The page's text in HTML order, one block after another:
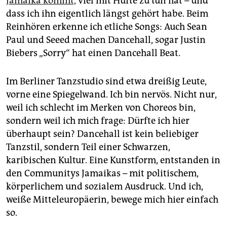
dass ich ihn eigentlich längst gehört habe. Beim
Reinhören erkenne ich etliche Songs: Auch Sean
Paul und Seeed machen Dancehall, sogar Justin
Biebers „Sorry“ hat einen Dancehall Beat.
Im Berliner Tanzstudio sind etwa dreißig Leute,
vorne eine Spiegelwand. Ich bin nervös. Nicht nur,
weil ich schlecht im Merken von Choreos bin,
sondern weil ich mich frage: Dürfte ich hier
überhaupt sein? Dancehall ist kein beliebiger
Tanzstil, sondern Teil einer Schwarzen,
karibischen Kultur. Eine Kunstform, entstanden in
den Communitys Jamaikas – mit politischem,
körperlichem und sozialem Ausdruck. Und ich,
weiße Mitteleuropäerin, bewege mich hier einfach
so.